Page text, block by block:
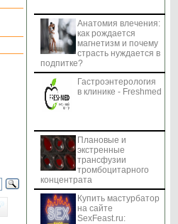
Анатомия влечения:
как рождается
магнетизм и почему
страсть нуждается в
подпитке?
Гастроэнтерология
в клинике - Freshmed
Плановые и
экстренные
трансфузии
тромбоцитарного
концентрата
Купить мастурбатор
на сайте
SexFeast.ru: